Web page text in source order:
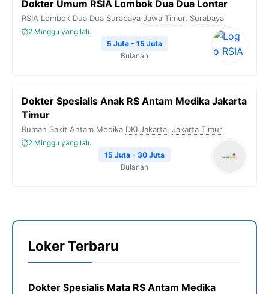
Dokter Umum RSIA Lombok Dua Dua Lontar
RSIA Lombok Dua Dua Surabaya Jawa Timur, Surabaya
2 Minggu yang lalu
5 Juta - 15 Juta
Bulanan
Dokter Spesialis Anak RS Antam Medika Jakarta
Timur
Rumah Sakit Antam Medika DKI Jakarta, Jakarta Timur
2 Minggu yang lalu
15 Juta - 30 Juta
Bulanan
Loker Terbaru
Dokter Spesialis Mata RS Antam Medika